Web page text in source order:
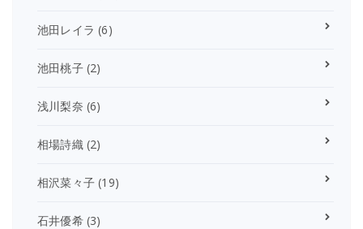
池田レイラ (6)
池田桃子(2)
浅川梨奈 (6)
相場詩織(2)
相沢菜々子 (19)
石井優希(3)